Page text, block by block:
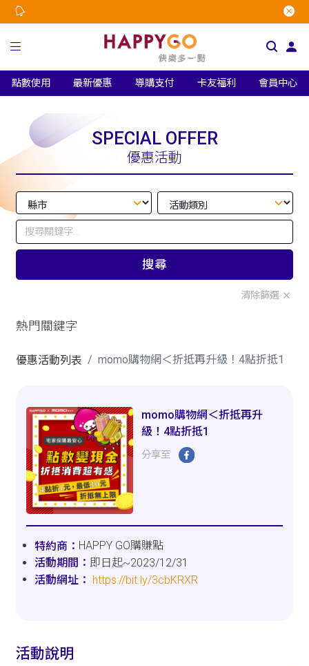
點數使用 最新優惠 導購支付 卡友福利 會員中心
SPECIAL OFFER
優惠活動
搜尋
清除篩選
熱門關鍵字
優惠活動列表 momo購物網＜折抵再升級！4點折抵1
momo購物網＜折抵再升
級！4點折抵1
分享至
HAPPY GO購賺點
即日起~2023/12/31
https://bit.ly/3cbKRXR
活動說明